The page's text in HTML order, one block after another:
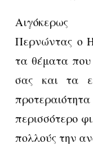
Αιγόκερως
Περνώντας ο
τα θέματα
σας και τα
περισσότερο
πολλούς την